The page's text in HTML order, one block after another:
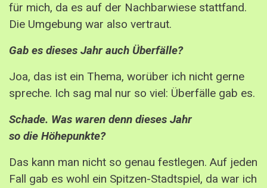
für mich, da es auf der Nachbarwiese stattfand.
Die Umgebung war also vertraut.
Gab es dieses Jahr auch Überfälle?
Joa, das ist ein Thema, worüber ich nicht gerne
spreche. Ich sag mal nur so viel: Überfälle gab es.
Schade. Was waren denn dieses Jahr
so die Höhepunkte?
Das kann man nicht so genau festlegen. Auf jeden
Fall gab es wohl ein Spitzen-Stadtspiel, da war ich